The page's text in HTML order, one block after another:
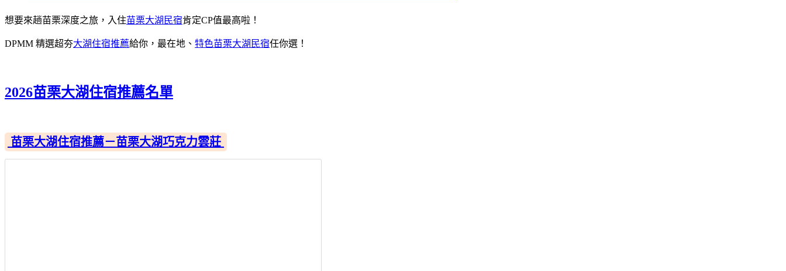
想要來趟苗栗深度之旅，入住苗栗大湖民宿肯定CP值最高啦！
DPMM 精選超夯大湖住宿推薦給你，最在地、 特色苗栗大湖民宿任你選！
2026苗栗大湖住宿推薦名單
苗栗大湖住宿推薦－苗栗大湖巧克力雲莊